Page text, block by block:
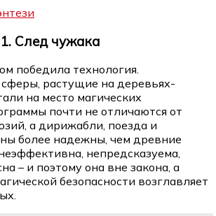
След чужака
победила технология.
растущие на деревьях-
на место магических
почти не отличаются от
а дирижабли, поезда и
более надежны, чем древние
непредсказуема,
– и поэтому она вне закона, а
безопасности возглавляет